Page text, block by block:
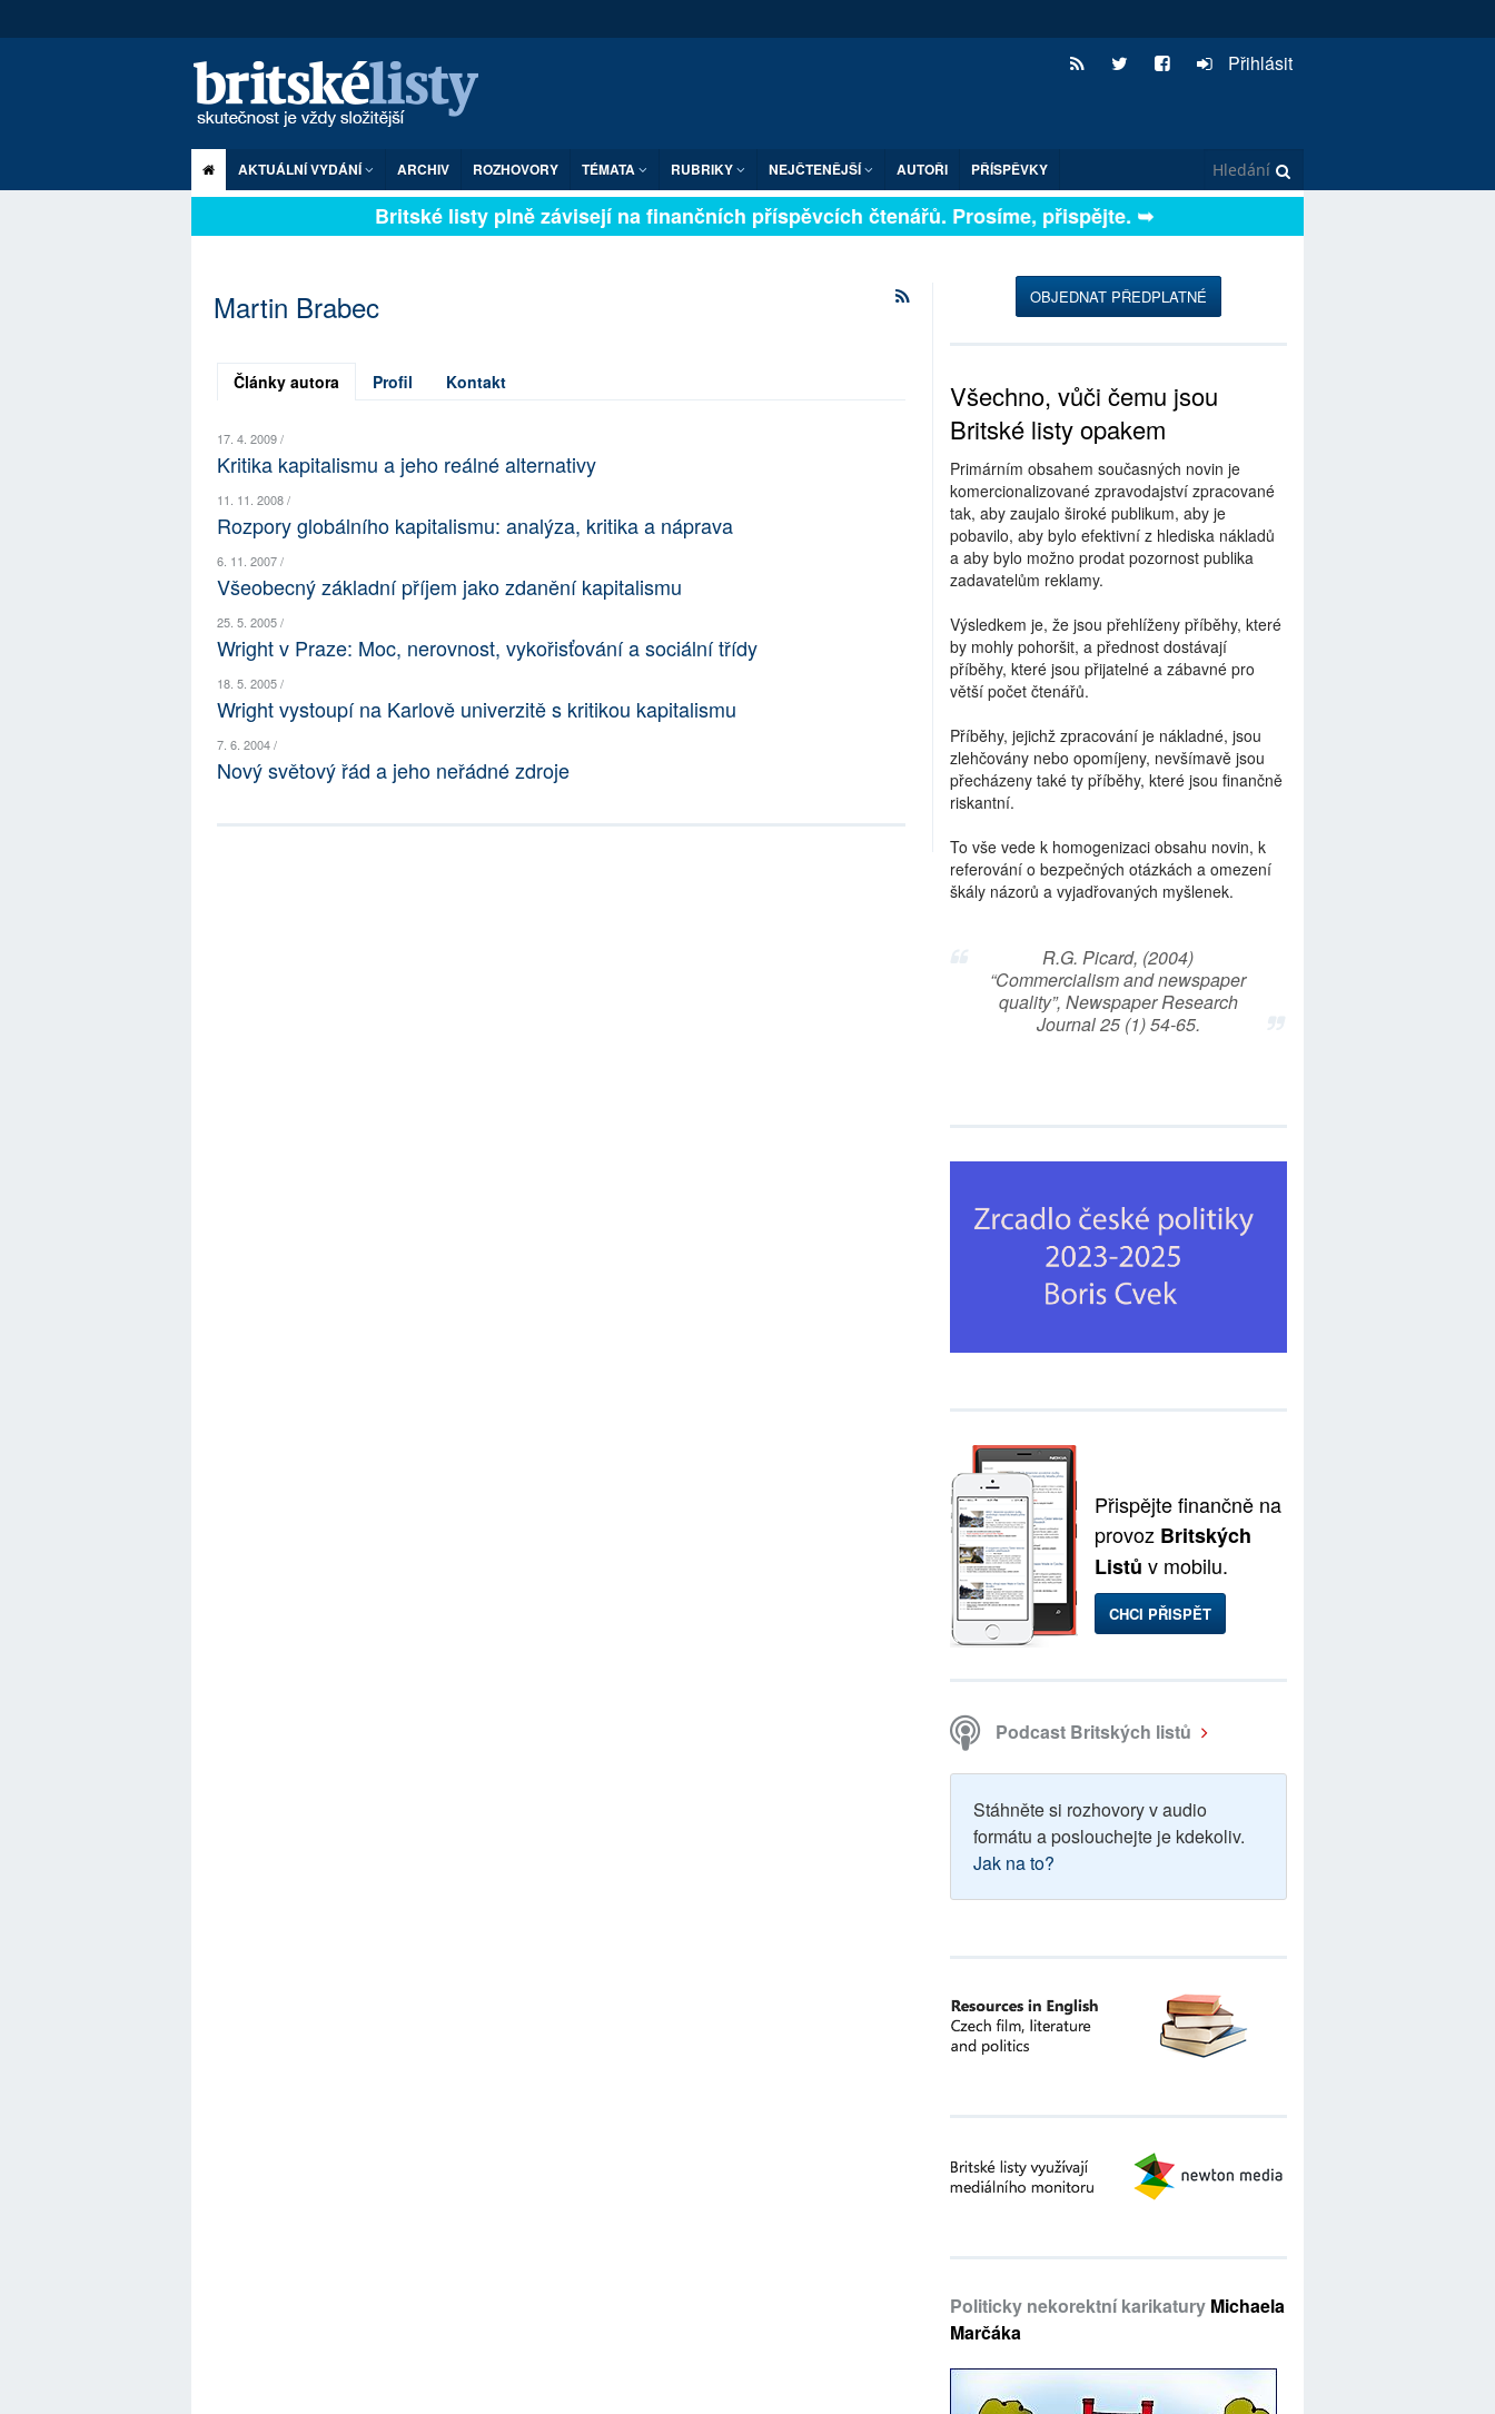
Přihlásit
AKTUÁLNÍ VYDÁNÍ ARCHIV ROZHOVORY TÉMATA RUBRIKY NEJČTENĚJŠÍ AUTOŘI PŘÍSPĚVKY
Britské listy plně závisejí na finančních příspěvcích čtenářů. Prosíme, přispějte. ➥
Martin Brabec
Články autora Profil Kontakt
17. 4. 2009 /
Kritika kapitalismu a jeho reálné alternativy
11. 11. 2008 /
Rozpory globálního kapitalismu: analýza, kritika a náprava
6. 11. 2007 /
Všeobecný základní příjem jako zdanění kapitalismu
25. 5. 2005 /
Wright v Praze: Moc, nerovnost, vykořisťování a sociální třídy
18. 5. 2005 /
Wright vystoupí na Karlově univerzitě s kritikou kapitalismu
7. 6. 2004 /
Nový světový řád a jeho neřádné zdroje
OBJEDNAT PŘEDPLATNÉ
Všechno, vůči čemu jsou
Britské listy opakem
Primárním obsahem současných novin je
komercionalizované zpravodajství zpracované
tak, aby zaujalo široké publikum, aby je
pobavilo, aby bylo efektivní z hlediska nákladů
a aby bylo možno prodat pozornost publika
zadavatelům reklamy.
Výsledkem je, že jsou přehlíženy příběhy, které
by mohly pohoršit, a přednost dostávají
příběhy, které jsou přijatelné a zábavné pro
větší počet čtenářů.
Příběhy, jejichž zpracování je nákladné, jsou
zlehčovány nebo opomíjeny, nevšímavě jsou
přecházeny také ty příběhy, které jsou finančně
riskantní.
To vše vede k homogenizaci obsahu novin, k
referování o bezpečných otázkách a omezení
škály názorů a vyjadřovaných myšlenek.
R.G. Picard, (2004)
“Commercialism and newspaper
quality”, Newspaper Research
Journal 25 (1) 54-65.
Přispějte finančně na
provoz Britských
Listů v mobilu.
CHCI PŘISPĚT
Podcast Britských listů
Stáhněte si rozhovory v audio
formátu a poslouchejte je kdekoliv.
Jak na to?
Politicky nekorektní karikatury Michaela
Marčáka